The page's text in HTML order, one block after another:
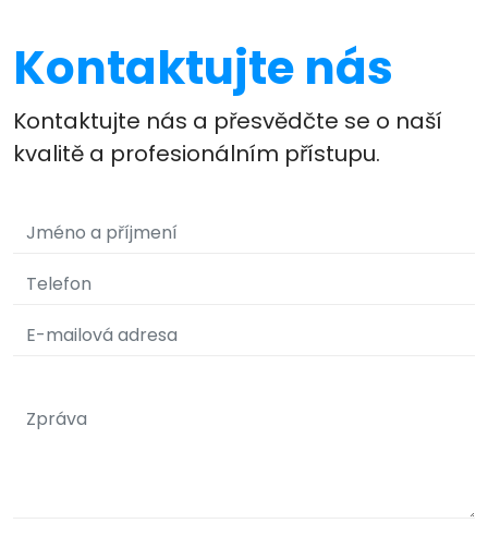
Kontaktujte nás
Kontaktujte nás a přesvědčte se o naší
kvalitě a profesionálním přístupu.